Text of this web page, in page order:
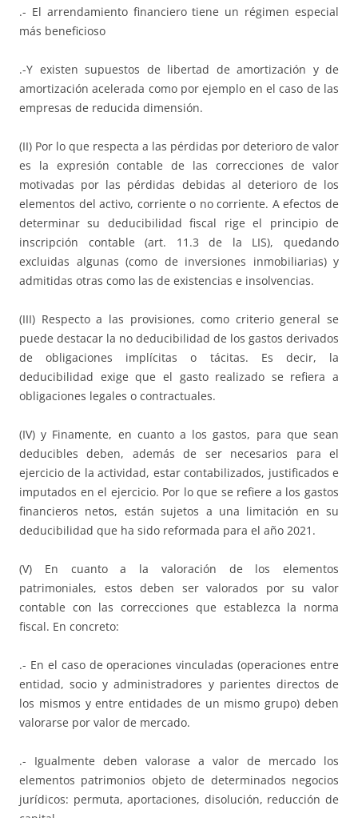
.- El arrendamiento financiero tiene un régimen especial
más beneficioso
.-Y existen supuestos de libertad de amortización y de
amortización acelerada como por ejemplo en el caso de las
empresas de reducida dimensión.
(II) Por lo que respecta a las pérdidas por deterioro de valor
es la expresión contable de las correcciones de valor
motivadas por las pérdidas debidas al deterioro de los
elementos del activo, corriente o no corriente. A efectos de
determinar su deducibilidad fiscal rige el principio de
inscripción contable (art. 11.3 de la LIS), quedando
excluidas algunas (como de inversiones inmobiliarias) y
admitidas otras como las de existencias e insolvencias.
(III) Respecto a las provisiones, como criterio general se
puede destacar la no deducibilidad de los gastos derivados
de obligaciones implícitas o tácitas. Es decir, la
deducibilidad exige que el gasto realizado se refiera a
obligaciones legales o contractuales.
(IV) y Finamente, en cuanto a los gastos, para que sean
deducibles deben, además de ser necesarios para el
ejercicio de la actividad, estar contabilizados, justificados e
imputados en el ejercicio. Por lo que se refiere a los gastos
financieros netos, están sujetos a una limitación en su
deducibilidad que ha sido reformada para el año 2021.
(V) En cuanto a la valoración de los elementos
patrimoniales, estos deben ser valorados por su valor
contable con las correcciones que establezca la norma
fiscal. En concreto:
.- En el caso de operaciones vinculadas (operaciones entre
entidad, socio y administradores y parientes directos de
los mismos y entre entidades de un mismo grupo) deben
valorarse por valor de mercado.
.- Igualmente deben valorase a valor de mercado los
elementos patrimonios objeto de determinados negocios
jurídicos: permuta, aportaciones, disolución, reducción de